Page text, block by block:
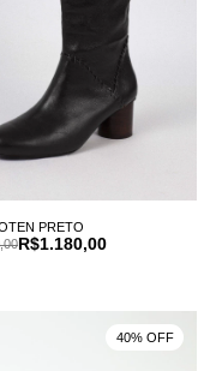
PRETO
R$1.180,00
40% OFF